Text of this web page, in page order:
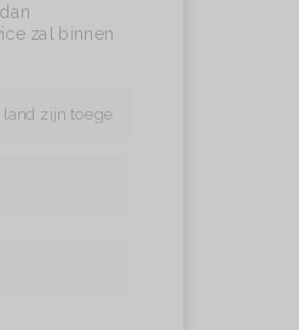
zal binnen